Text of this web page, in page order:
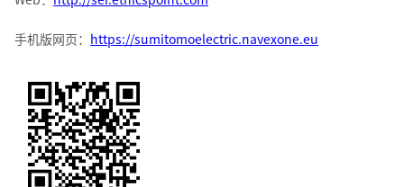
手机版网页： https://sumitomoelectric.navexone.eu